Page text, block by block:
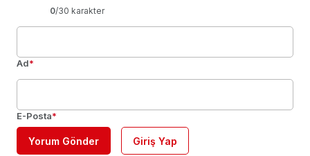
0/30 karakter
Ad*
E-Posta*
Yorum Gönder Giriş Yap